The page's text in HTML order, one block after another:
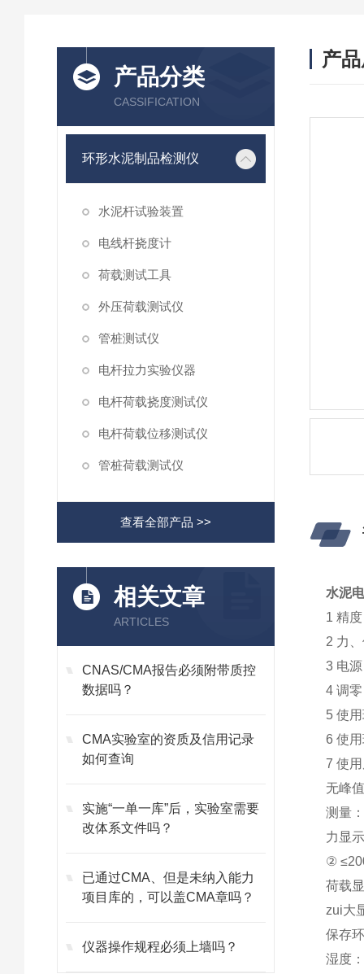
产品分类
CASSIFICATION
环形水泥制品检测仪
水泥杆试验装置
电线杆挠度计
荷载测试工具
外压荷载测试仪
管桩测试仪
电杆拉力实验仪器
电杆荷载挠度测试仪
电杆荷载位移测试仪
管桩荷载测试仪
查看全部产品 >>
相关文章
ARTICLES
CNAS/CMA报告必须附带质控
数据吗？
CMA实验室的资质及信用记录
如何查询
实施“一单一库”后，实验室需要
改体系文件吗？
已通过CMA、但是未纳入能力
项目库的，可以盖CMA章吗？
仪器操作规程必须上墙吗？
产
水泥
1 精
2 力
3 电
4 调
5 使
6 使
7 使
无峰
测量
力显
②
荷载
zui大
保存
湿度